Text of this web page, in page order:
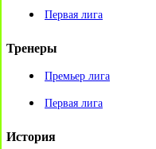
Первая лига
Тренеры
Премьер лига
Первая лига
История